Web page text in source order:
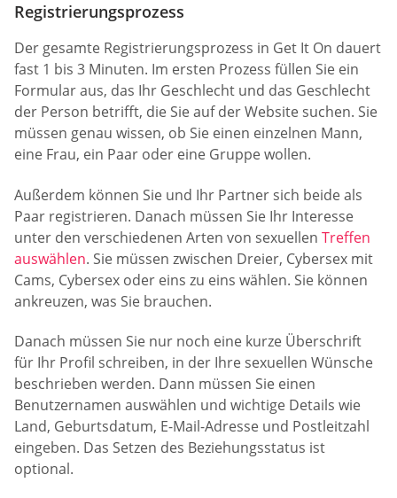
Registrierungsprozess
Der gesamte Registrierungsprozess in Get It On dauert
fast 1 bis 3 Minuten. Im ersten Prozess füllen Sie ein
Formular aus, das Ihr Geschlecht und das Geschlecht
der Person betrifft, die Sie auf der Website suchen. Sie
müssen genau wissen, ob Sie einen einzelnen Mann,
eine Frau, ein Paar oder eine Gruppe wollen.
Außerdem können Sie und Ihr Partner sich beide als
Paar registrieren. Danach müssen Sie Ihr Interesse
unter den verschiedenen Arten von sexuellen Treffen
auswählen. Sie müssen zwischen Dreier, Cybersex mit
Cams, Cybersex oder eins zu eins wählen. Sie können
ankreuzen, was Sie brauchen.
Danach müssen Sie nur noch eine kurze Überschrift
für Ihr Profil schreiben, in der Ihre sexuellen Wünsche
beschrieben werden. Dann müssen Sie einen
Benutzernamen auswählen und wichtige Details wie
Land, Geburtsdatum, E-Mail-Adresse und Postleitzahl
eingeben. Das Setzen des Beziehungsstatus ist
optional.